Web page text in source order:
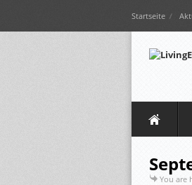
Startseite
You are